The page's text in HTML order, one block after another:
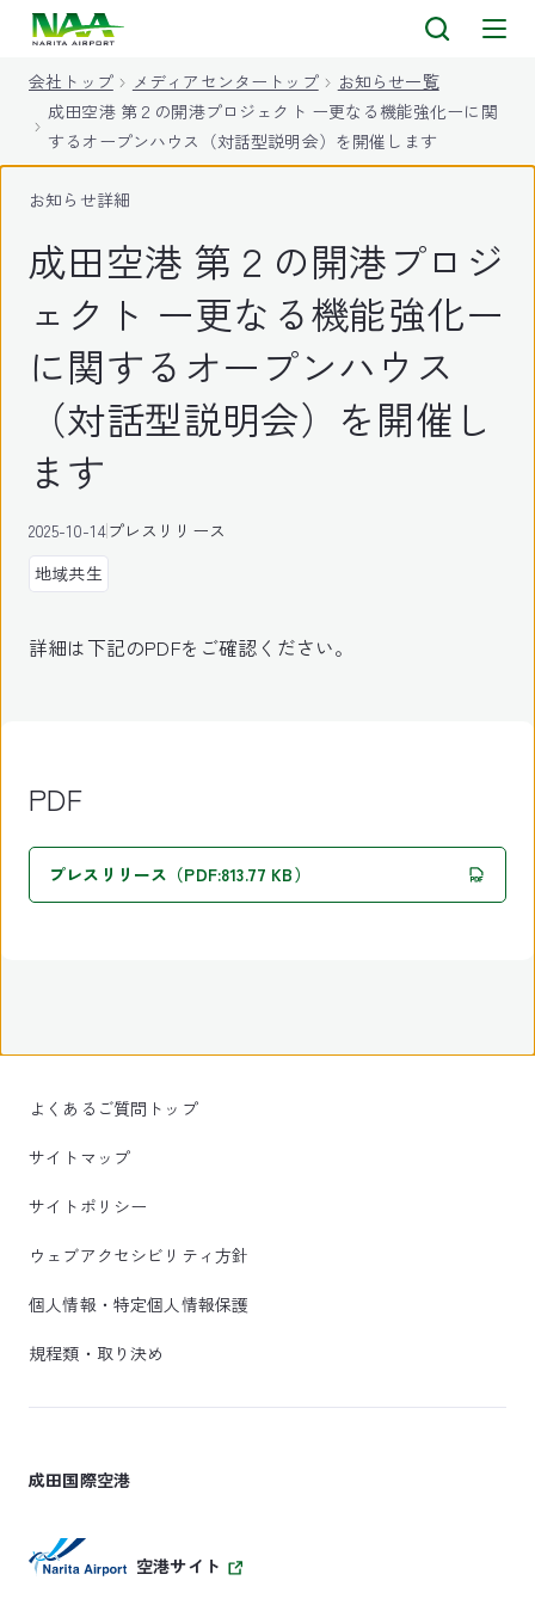
会社トップ メディアセンタートップ
お知らせ一覧
成田空港 第２の開港プロジェクト ー更なる機能強化ーに関
するオープンハウス（対話型説明会）を開催します
お知らせ詳細
成田空港 第２の開港プロジ
ェクト ー更なる機能強化ー
に関するオープンハウス
（対話型説明会）を開催し
ます
2025-10-14プレスリリース
地域共生
詳細は下記のPDFをご確認ください。
PDF
プレスリリース（PDF:813.77 KB）
よくあるご質問トップ
サイトマップ
サイトポリシー
ウェブアクセシビリティ方針
個人情報・特定個人情報保護
規程類・取り決め
成田国際空港
空港サイト